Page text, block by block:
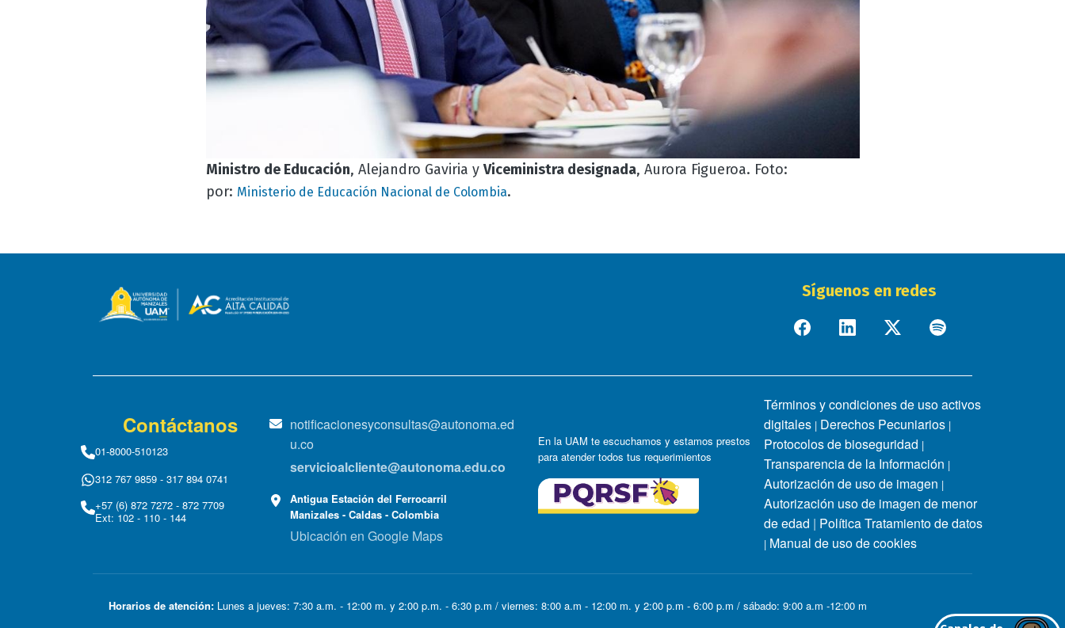
Ministro de Educación, Alejandro Gaviria y Viceministra designada, Aurora Figueroa. Foto:
por: Ministerio de Educación Nacional de Colombia.
Síguenos en redes
Contáctanos
01-8000-510123
312 767 9859 - 317 894 0741
+57 (6) 872 7272 - 872 7709
Ext: 102 - 110 - 144
notificacionesyconsultas@autonoma.ed
u.co
servicioalcliente@autonoma.edu.co
Antigua Estación del Ferrocarril
Manizales - Caldas - Colombia
Ubicación en Google Maps
En la UAM te escuchamos y estamos prestos
para atender todos tus requerimientos
Términos y condiciones de uso activos
digitales | Derechos Pecuniarios |
Protocolos de bioseguridad |
Transparencia de la Información |
Autorización de uso de imagen |
Autorización uso de imagen de menor
de edad | Política Tratamiento de datos
| Manual de uso de cookies
Horarios de atención: Lunes a jueves: 7:30 a.m. - 12:00 m. y 2:00 p.m. - 6:30 p.m / viernes: 8:00 a.m - 12:00 m. y 2:00 p.m - 6:00 p.m / sábado: 9:00 a.m -12:00 m